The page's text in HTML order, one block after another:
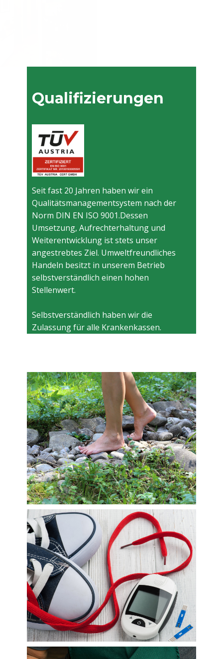
Qualifizierungen
Seit fast 20 Jahren haben wir ein
Qualitätsmanagementsystem nach der
Norm DIN EN ISO 9001.Dessen
Umsetzung, Aufrechterhaltung und
Weiterentwicklung ist stets unser
angestrebtes Ziel. Umweltfreundliches
Handeln besitzt in unserem Betrieb
selbstverständlich einen hohen
Stellenwert.
Selbstverständlich haben wir die
Zulassung für alle Krankenkassen.